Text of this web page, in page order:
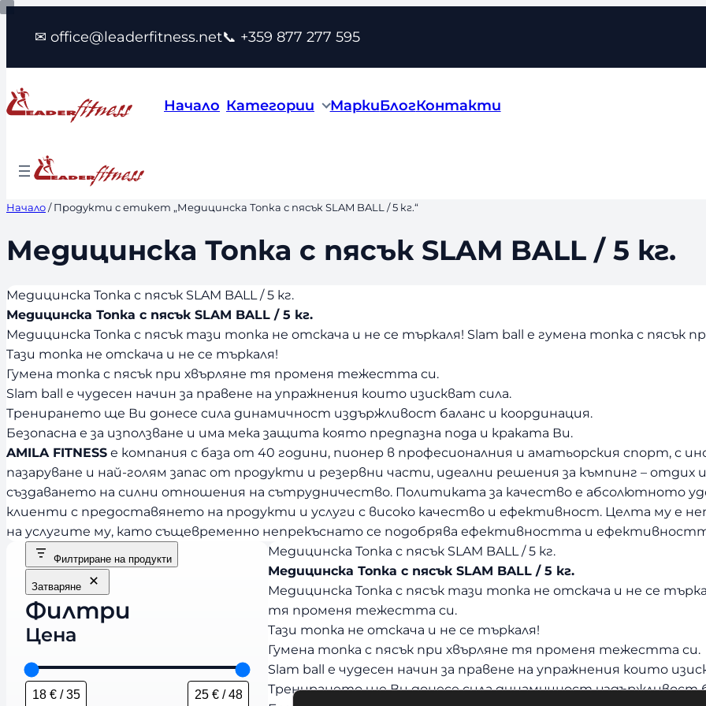
Към
съдържанието
✉ office@leaderfitness.net📞 +359 877 277 595
Начало Категории МаркиБлогКонтакти
Начало/ Продукти с етикет „Медицинска Топка с пясък SLAM BALL / 5 кг.“
Медицинска Топка с пясък SLAM BALL / 5 кг.
Медицинска Топка с пясък SLAM BALL / 5 кг.
Медицинска Топка с пясък SLAM BALL / 5 кг.
Медицинска Топка с пясък тази топка не отскача и не се търкаля! Slam ball е гумена топка с
Tази топка не отскача и не се търкаля!
Гумена топка с пясък при хвърляне тя променя тежестта си.
Slam ball е чудесен начин за правене на упражнения които изискват сила.
Тренирането ще Ви донесе сила динамичност издържливост баланс и координация.
Безопасна е за използване и има мека защита която предпазна пода и краката Ви.
AMILA FITNESS е компания с база от 40 години, пионер в професионалния и аматьорския спорт, с
пазаруване и най-голям запас от продукти и резервни части, идеални решения за къмпинг – отдих
създаването на силни отношения на сътрудничество. Политиката за качество е абсолютното
клиенти с предоставянето на продукти и услуги с високо качество и ефективност. Целта му е
на услугите му, като същевременно непрекъснато се подобрява ефективността и
Филтриране на продукти
Затваряне
Филтри
Цена
Медицинска Топка с пясък SLAM BALL / 5 кг.
Медицинска Топка с пясък SLAM BALL / 5 кг.
Медицинска Топка с пясък тази топка не отскача и не се
тя променя тежестта си.
Tази топка не отскача и не се търкаля!
Гумена топка с пясък при хвърляне тя променя тежестта си.
Slam ball е чудесен начин за правене на упражнения които
Тренирането ще Ви донесе сила динамичност издържливост